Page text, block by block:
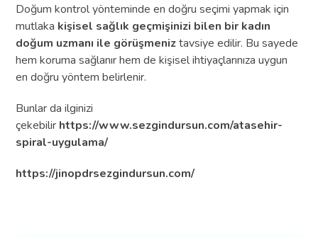
Doğum kontrol yönteminde en doğru seçimi yapmak için
mutlaka kişisel sağlık geçmişinizi bilen bir kadın
doğum uzmanı ile görüşmeniztavsiye edilir. Bu sayede
hem koruma sağlanır hem de kişisel ihtiyaçlarınıza uygun
en doğru yöntem belirlenir.
Bunlar da ilginizi
çekebilir https://www.sezgindursun.com/atasehir-
spiral-uygulama/
https://jinopdrsezgindursun.com/